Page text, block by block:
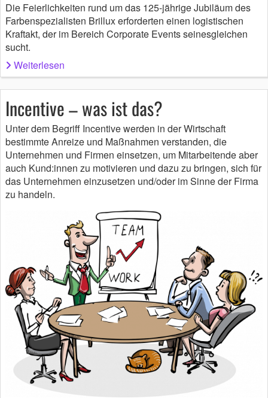
Die Feierlichkeiten rund um das 125-jährige Jubiläum des
Farbenspezialisten Brillux erforderten einen logistischen
Kraftakt, der im Bereich Corporate Events seinesgleichen
sucht.
Weiterlesen
Incentive – was ist das?
Unter dem Begriff Incentive werden in der Wirtschaft
bestimmte Anreize und Maßnahmen verstanden, die
Unternehmen und Firmen einsetzen, um Mitarbeitende aber
auch Kund:innen zu motivieren und dazu zu bringen, sich für
das Unternehmen einzusetzen und/oder im Sinne der Firma
zu handeln.